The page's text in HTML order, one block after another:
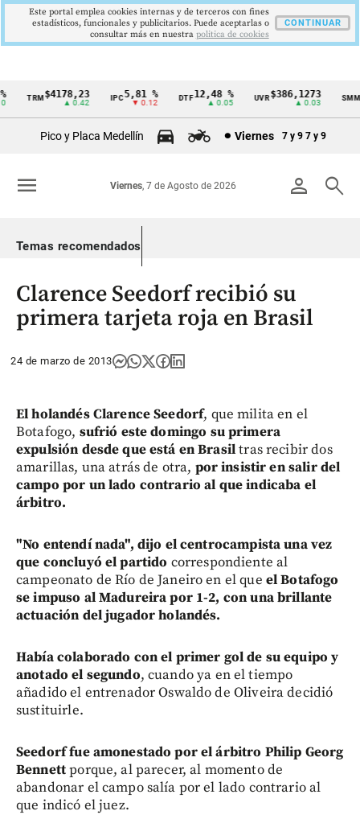
Cintillo
Colombia
TRM$4178,23
▲ 0.42
IPC5,81 %
▼ 0.12
DTF12,48 %
▲ 0.05
UVR$386,1273
▲ 0.03
SMMLV
Pico y Placa Medellín Viernes 7 y 9 7 y 9
person search
Viernes, 7 de Agosto de 2026
menu
Temas recomendados
Clarence Seedorf recibió su
primera tarjeta roja en Brasil
24 de marzo de 2013
El holandés Clarence Seedorf, que milita en el
Botafogo, sufrió este domingo su primera
expulsión desde que está en Brasiltras recibir dos
amarillas, una atrás de otra, por insistir en salir del
campo por un lado contrario al que indicaba el
árbitro.
"No entendí nada", dijo el centrocampista una vez
que concluyó el partido correspondiente al
campeonato de Río de Janeiro en el que el Botafogo
se impuso al Madureira por 1-2, con una brillante
actuación del jugador holandés.
Había colaborado con el primer gol de su equipo y
anotado el segundo, cuando ya en el tiempo
añadido el entrenador Oswaldo de Oliveira decidió
sustituirle.
Seedorf fue amonestado por el árbitro Philip Georg
Bennettporque, al parecer, al momento de
abandonar el campo salía por el lado contrario al
que indicó el juez.
Este portal emplea cookies internas y de terceros con fines
estadísticos, funcionales y publicitarios. Puede aceptarlas o
consultar más en nuestra politica de cookies
CONTINUAR